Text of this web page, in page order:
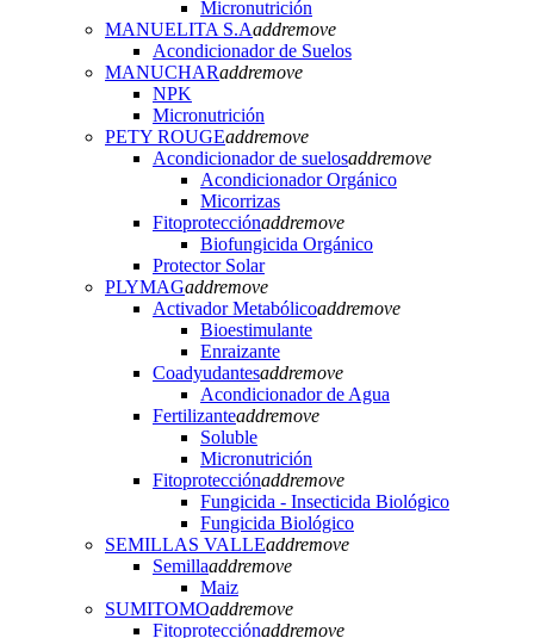
Micronutrición
MANUELITA S.Aaddremove
Acondicionador de Suelos
MANUCHARaddremove
NPK
Micronutrición
PETY ROUGEaddremove
Acondicionador de suelosaddremove
Acondicionador Orgánico
Micorrizas
Fitoprotecciónaddremove
Biofungicida Orgánico
Protector Solar
PLYMAGaddremove
Activador Metabólicoaddremove
Bioestimulante
Enraizante
Coadyudantesaddremove
Acondicionador de Agua
Fertilizanteaddremove
Soluble
Micronutrición
Fitoprotecciónaddremove
Fungicida - Insecticida Biológico
Fungicida Biológico
SEMILLAS VALLEaddremove
Semillaaddremove
Maiz
SUMITOMOaddremove
Fitoprotecciónaddremove